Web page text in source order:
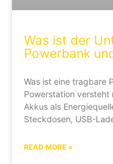
Was ist der
Powerbank
Was ist eine tragbare
Powerstation versteht
Akkus als
Steckdosen, USB-
READ MORE »